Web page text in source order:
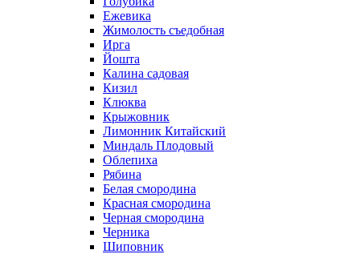
Ежевика
Жимолость съедобная
Ирга
Йошта
Калина садовая
Кизил
Клюква
Крыжовник
Лимонник Китайский
Миндаль Плодовый
Облепиха
Рябина
Белая смородина
Красная смородина
Черная смородина
Черника
Шиповник